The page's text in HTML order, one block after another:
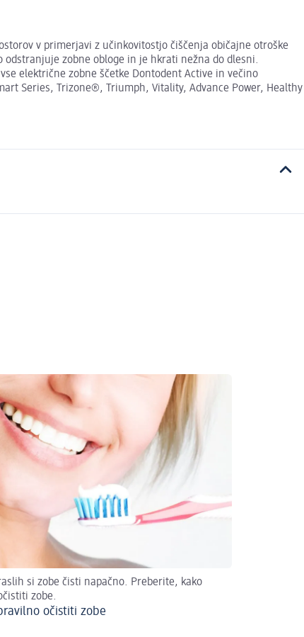
v primerjavi z učinkovitostjo čiščenja običajne otroške
zobne obloge in je hkrati nežna do dlesni.
električne zobne ščetke Dontodent Active in večino
Series, Trizone®, Triumph, Vitality, Advance Power, Healthy
si zobe čisti napačno. Preberite, kako
zobe.
očistiti zobe